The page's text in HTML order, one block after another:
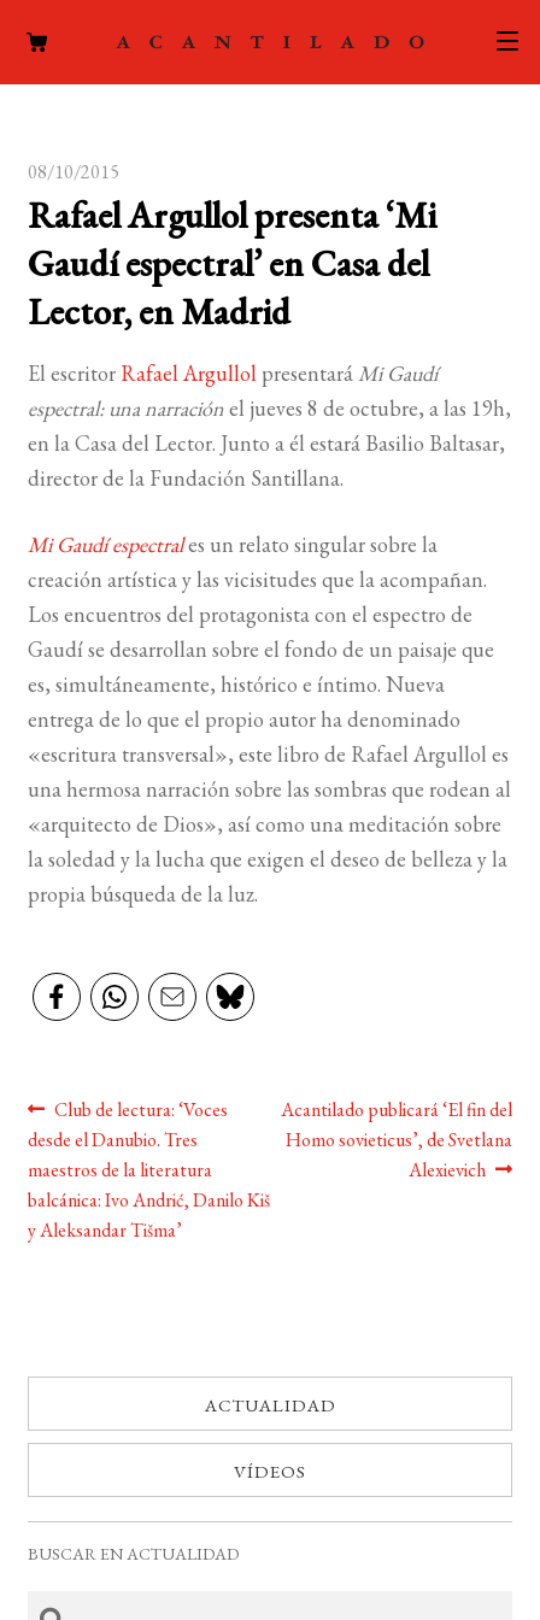
ACTUALIDAD
PODCAST
el
menú
FOREIGN RIGHTS
CONTACTO
MI CUENTA
BUSCAR
LISTA DE LIBROS
08/10/2015
Rafael Argullol presenta ‘Mi
Gaudí espectral’ en Casa del
Lector, en Madrid
El escritor Rafael ArgullolpresentaráMi Gaudí
espectral: una narraciónel jueves 8 de octubre, a las 19h,
en la Casa del Lector. Junto a él estará Basilio Baltasar,
director de la Fundación Santillana.
Mi Gaudí espectrales un relato singular sobre la
creación artística y las vicisitudes que la acompañan.
Los encuentros del protagonista con el espectro de
Gaudí se desarrollan sobre el fondo de un paisaje que
es, simultáneamente, histórico e íntimo. Nueva
entrega de lo que el propio autor ha denominado
«escritura transversal», este libro de Rafael Argullol es
una hermosa narración sobre las sombras que rodean al
«arquitecto de Dios», así como una meditación sobre
la soledad y la lucha que exigen el deseo de belleza y la
propia búsqueda de la luz.
Navegación
de
entradas
Anterior:
Club de lectura: ‘Voces
desde el Danubio. Tres
maestros de la literatura
balcánica: Ivo Andrić, Danilo Kiš
y Aleksandar Tišma’
Siguiente:
Acantilado publicará ‘El fin del
Homo sovieticus’, de Svetlana
Alexievich
ACTUALIDAD
VÍDEOS
BUSCAR EN ACTUALIDAD